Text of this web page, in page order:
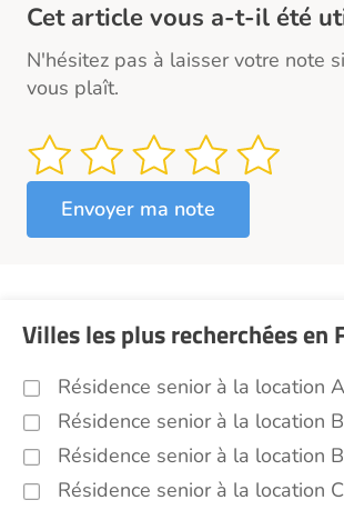
Villes les plus recherchées en
Résidence senior à la location
Résidence senior à la location
Résidence senior à la location
Résidence senior à la location
Cet article vous a-t-il été
N'hésitez pas à laisser votre note
vous plaît.